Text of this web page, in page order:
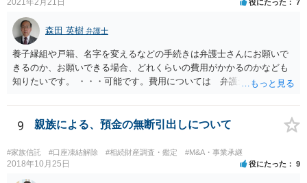
役にたった 7
森田 英樹 弁護士
養子縁組や戸籍、名字を変えるなどの手続きは弁護士さんにお願いで
きるのか、お願いできる場合、どれくらいの費用がかかるのかなども
知りたいです。 ・・・可能です。費用については 弁護士と直接面談
ています。 やはり、成人した子のことまでごちゃごちゃ考えず、自分
の事だけ考えるべきなのでしょうか ・・・お子さんの事をまで含め良
い解決案があればお悩みになるのは当然と言えば当然のことです。 彼
と親子関係を結びたいと思っているが、名字は変えたくない・・・養
子縁組の必要があり 氏も変更することになります。 しかし 彼は成人
しているとは言え、自分の子と私の連れ子、全て平等にしたいと希
9 親族による、預金の無断引出しについて
#家族信託 #口座凍結解除 #相続財産調査・鑑定 #M&A・事業承継
2018年10月25日 役にたった 9